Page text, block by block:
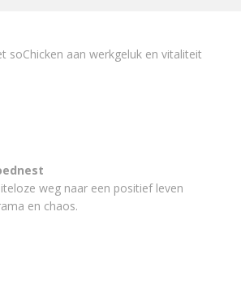
soChicken aan werkgeluk en vitaliteit
weg naar een positief leven
en chaos.